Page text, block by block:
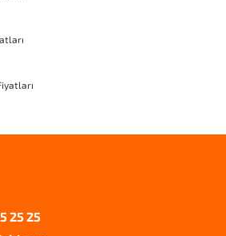
25 25